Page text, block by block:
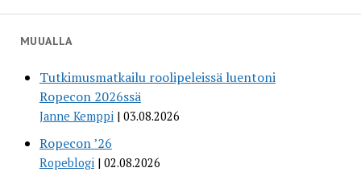
MUUALLA
Tutkimusmatkailu roolipeleissä luentoni
Ropecon 2026ssä
Janne Kemppi 03.08.2026
Ropecon ’26
Ropeblogi 02.08.2026